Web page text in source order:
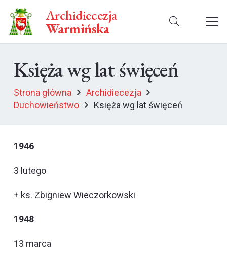
Archidiecezja
Warmińska
Księża wg lat święceń
Strona główna
Archidiecezja
Duchowieństwo
Księża wg lat święceń
1946
3 lutego
+ ks. Zbigniew Wieczorkowski
1948
13 marca